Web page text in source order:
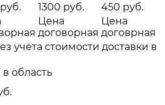
1300 руб.
450 руб.
Цена
договорная
Цена
договрная
учёта стоимости доставки в
область